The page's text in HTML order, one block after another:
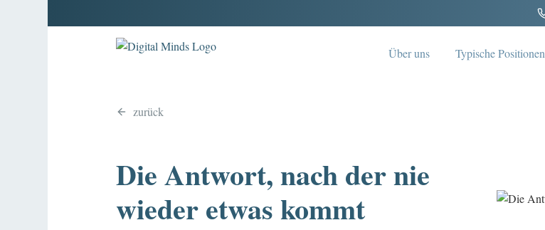
Über uns Typische Positionen
zurück
Die Antwort, nach der nie
wieder etwas kommt